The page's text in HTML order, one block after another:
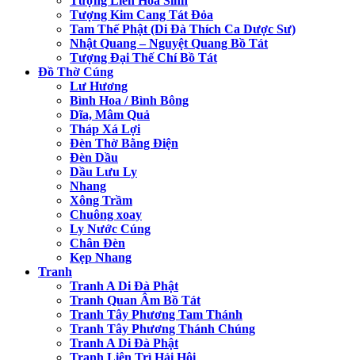
Tượng Kim Cang Tát Đỏa
Tam Thế Phật (Di Đà Thích Ca Dược Sư)
Nhật Quang – Nguyệt Quang Bồ Tát
Tượng Đại Thế Chí Bồ Tát
Đồ Thờ Cúng
Lư Hương
Bình Hoa / Bình Bông
Dĩa, Mâm Quả
Tháp Xá Lợi
Đèn Thờ Bằng Điện
Đèn Dầu
Dầu Lưu Ly
Nhang
Xông Trầm
Chuông xoay
Ly Nước Cúng
Chân Đèn
Kẹp Nhang
Tranh
Tranh A Di Đà Phật
Tranh Quan Âm Bồ Tát
Tranh Tây Phương Tam Thánh
Tranh Tây Phương Thánh Chúng
Tranh A Di Đà Phật